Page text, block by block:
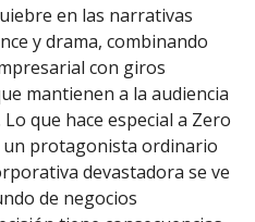
en las narrativas
y drama, combinando
con giros
mantienen a la audiencia
que hace especial a Zero
un protagonista ordinario
devastadora se ve
de negocios